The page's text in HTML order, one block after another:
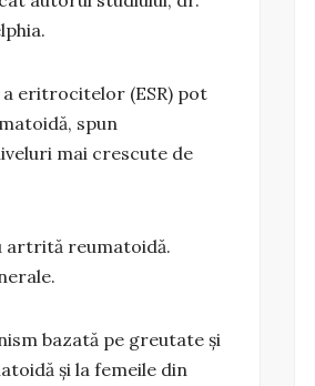
eritrocitelor (ESR) pot
spun
mai crescute de
artrită reumatoidă.
bazată pe greutate și
și la femeile din